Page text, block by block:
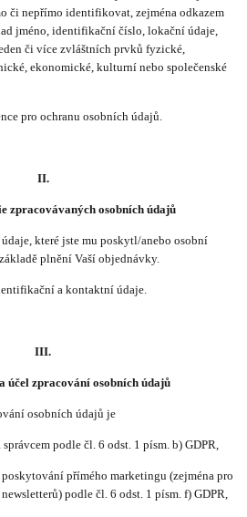
či nepřímo identifikovat, zejména odkazem
jméno, identifikační číslo, lokační údaje,
či více zvláštních prvků fyzické,
ekonomické, kulturní nebo společenské
pro ochranu osobních údajů.
II.
zpracovávaných osobních údajů
které jste mu poskytl/anebo osobní
plnění Vaší objednávky.
a kontaktní údaje.
III.
účel zpracování osobních údajů
osobních údajů je
podle čl. 6 odst. 1 písm. b) GDPR,
poskytování přímého marketingu (zejména pro
podle čl. 6 odst. 1 písm. f) GDPR,